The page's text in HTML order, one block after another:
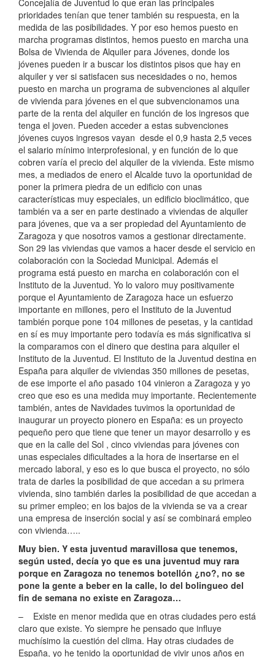
Concejalía de Juventud lo que eran las principales
prioridades tenían que tener también su respuesta, en la
medida de las posibilidades. Y por eso hemos puesto en
marcha programas distintos, hemos puesto en marcha una
Bolsa de Vivienda de Alquiler para Jóvenes, donde los
jóvenes pueden ir a buscar los distintos pisos que hay en
alquiler y ver si satisfacen sus necesidades o no, hemos
puesto en marcha un programa de subvenciones al alquiler
de vivienda para jóvenes en el que subvencionamos una
parte de la renta del alquiler en función de los ingresos que
tenga el joven. Pueden acceder a estas subvenciones
jóvenes cuyos ingresos vayan desde el 0,9 hasta 2,5 veces
el salario mínimo interprofesional, y en función de lo que
cobren varía el precio del alquiler de la vivienda. Este mismo
mes, a mediados de enero el Alcalde tuvo la oportunidad de
poner la primera piedra de un edificio con unas
características muy especiales, un edificio bioclimático, que
también va a ser en parte destinado a viviendas de alquiler
para jóvenes, que va a ser propiedad del Ayuntamiento de
Zaragoza y que nosotros vamos a gestionar directamente.
Son 29 las viviendas que vamos a hacer desde el servicio en
colaboración con la Sociedad Municipal. Además el
programa está puesto en marcha en colaboración con el
Instituto de la Juventud. Yo lo valoro muy positivamente
porque el Ayuntamiento de Zaragoza hace un esfuerzo
importante en millones, pero el Instituto de la Juventud
también porque pone 104 millones de pesetas, y la cantidad
en sí es muy importante pero todavía es más significativa si
la comparamos con el dinero que destina para alquiler el
Instituto de la Juventud. El Instituto de la Juventud destina en
España para alquiler de viviendas 350 millones de pesetas,
de ese importe el año pasado 104 vinieron a Zaragoza y yo
creo que eso es una medida muy importante. Recientemente
también, antes de Navidades tuvimos la oportunidad de
inaugurar un proyecto pionero en España: es un proyecto
pequeño pero que tiene que tener un mayor desarrollo y es
que en la calle del Sol , cinco viviendas para jóvenes con
unas especiales dificultades a la hora de insertarse en el
mercado laboral, y eso es lo que busca el proyecto, no sólo
trata de darles la posibilidad de que accedan a su primera
vivienda, sino también darles la posibilidad de que accedan a
su primer empleo; en los bajos de la vivienda se va a crear
una empresa de inserción social y así se combinará empleo
con vivienda…..
Muy bien. Y esta juventud maravillosa que tenemos,
según usted, decía yo que es una juventud muy rara
porque en Zaragoza no tenemos botellón ¿no?, no se
pone la gente a beber en la calle, lo del bolingueo del
fin de semana no existe en Zaragoza…
– Existe en menor medida que en otras ciudades pero está
claro que existe. Yo siempre he pensado que influye
muchísimo la cuestión del clima. Hay otras ciudades de
España, yo he tenido la oportunidad de vivir unos años en